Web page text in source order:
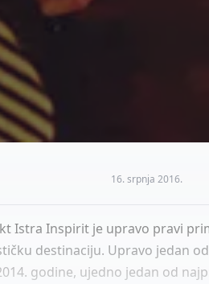
16. srpnja 2016.
Istra Inspirit je upravo pravi
destinaciju. Upravo jedan
godine, ujedno jedan od